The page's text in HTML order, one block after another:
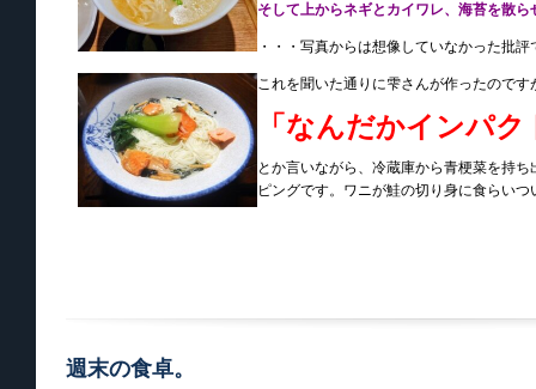
そして上からネギとカイワレ、海苔を散
・・・写真からは想像していなかった批評
これを聞いた通りに雫さんが作ったのです
「なんだかインパ
とか言いながら、冷蔵庫から青梗菜を持
ピングです。ワニが鮭の切り身に食らいつ
週末の食卓。